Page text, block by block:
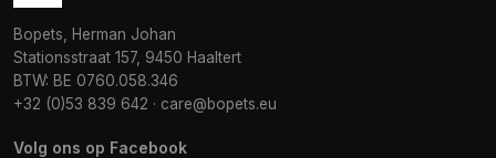
Bopets, Herman Johan
Stationsstraat 157, 9450 Haaltert
BTW: BE 0760.058.346
+32 (0)53 839 642 · care@bopets.eu
Volg ons op Facebook